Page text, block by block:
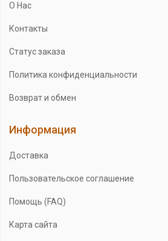
О Нас
Контакты
Статус заказа
Политика конфиденциальности
Возврат и обмен
Информация
Доставка
Пользовательское соглашение
Помощь (FAQ)
Карта сайта